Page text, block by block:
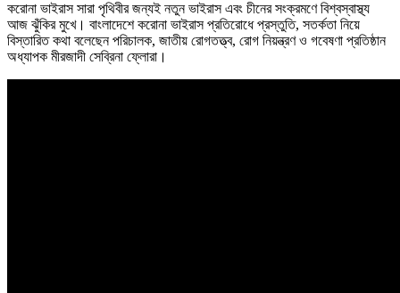
করোনা ভাইরাস সারা পৃথিবীর জন্যই নতুন ভাইরাস এবং চীনের সংক্রমণে বিশ্বস্বাস্থ্য
আজ ঝুঁকির মুখে। বাংলাদেশে করোনা ভাইরাস প্রতিরোধে প্রস্তুতি, সতর্কতা নিয়ে
বিস্তারিত কথা বলেছেন পরিচালক, জাতীয় রোগতত্ত্ব, রোগ নিয়ন্ত্রণ ও গবেষণা প্রতিষ্ঠান
অধ্যাপক মীরজাদী সেব্রিনা ফ্লোরা।